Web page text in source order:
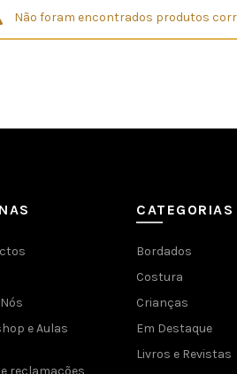
Não foram encontrados produtos
e Aulas
reclamações
CATEGORIAS
Bordados
Costura
Crianças
Em Destaque
Livros e Revistas